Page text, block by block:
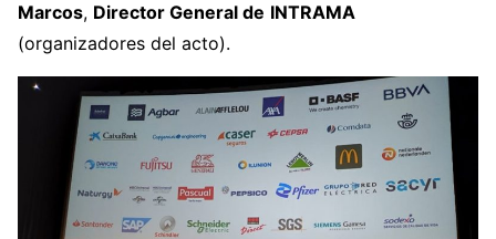
Marcos, Director General de INTRAMA
(organizadores del acto).